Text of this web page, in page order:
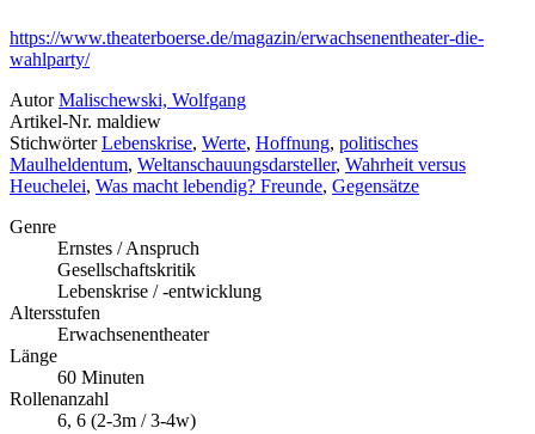
https://www.theaterboerse.de/magazin/erwachsenentheater-die-
wahlparty/
Autor Malischewski, Wolfgang
Artikel-Nr. maldiew
Stichwörter Lebenskrise, Werte, Hoffnung, politisches
Maulheldentum, Weltanschauungsdarsteller, Wahrheit versus
Heuchelei, Was macht lebendig? Freunde, Gegensätze
Genre
Ernstes / Anspruch
Gesellschaftskritik
Lebenskrise / -entwicklung
Altersstufen
Erwachsenentheater
Länge
60 Minuten
Rollenanzahl
6, 6 (2-3m / 3-4w)